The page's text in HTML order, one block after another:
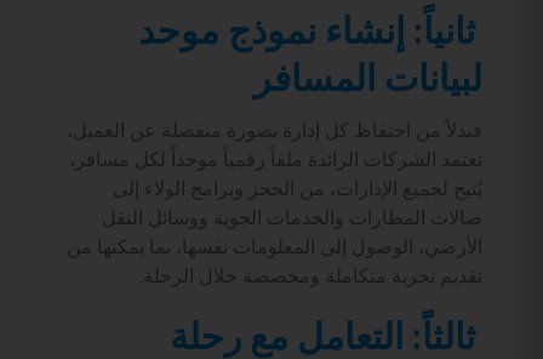
ثانياً: إنشاء نموذج موحد
لبيانات المسافر
فبدلاً من احتفاظ كل إدارة بصورة منفصلة عن العميل،
تعتمد الشركات الرائدة ملفاً رقمياً موحداً لكل مسافر،
يُتيح لجميع الإدارات، من الحجز وبرامج الولاء إلى
صالات المطارات والخدمات الجوية ووسائل النقل
الأرضي، الوصول إلى المعلومات نفسها، بما يمكنها من
تقديم تجربة متكاملة ومخصصة خلال الرحلة.
ثالثاً: التعامل مع رحلة